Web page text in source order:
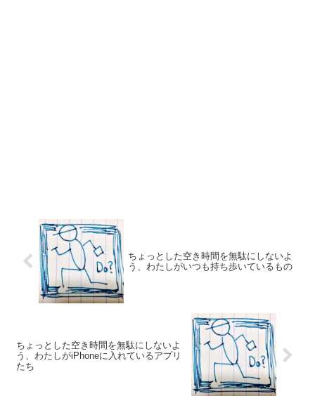
ちょっとした空き時間を無駄にしないよ
う、わたしがいつも持ち歩いているもの
ちょっとした空き時間を無駄にしないよ
う、わたしがiPhoneに入れているアプリ
たち